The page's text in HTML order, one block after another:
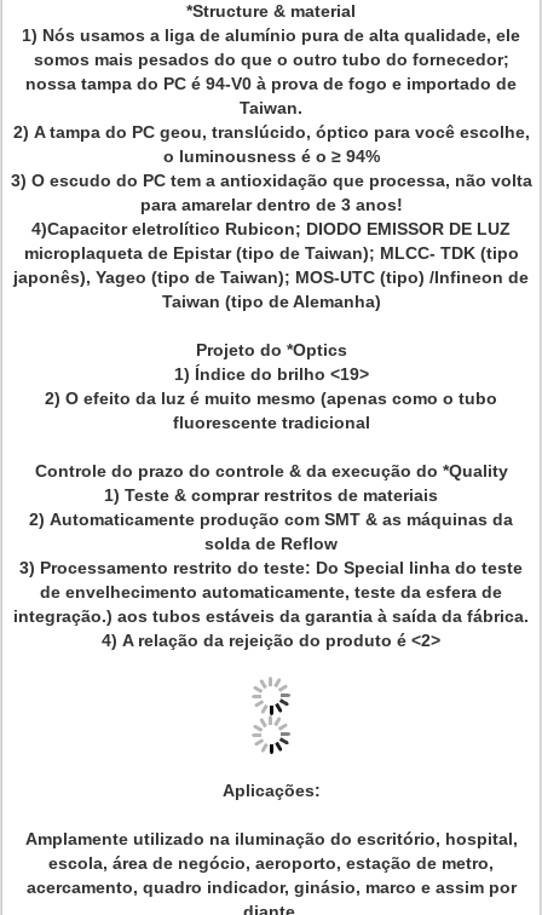
*Structure & material
1) Nós usamos a liga de alumínio pura de alta qualidade, ele
somos mais pesados do que o outro tubo do fornecedor;
nossa tampa do PC é 94-V0 à prova de fogo e importado de
Taiwan.
2) A tampa do PC geou, translúcido, óptico para você escolhe,
o luminousness é o ≥ 94%
3) O escudo do PC tem a antioxidação que processa, não volta
para amarelar dentro de 3 anos!
4)Capacitor eletrolítico Rubicon; DIODO EMISSOR DE LUZ
microplaqueta de Epistar (tipo de Taiwan); MLCC- TDK (tipo
japonês), Yageo (tipo de Taiwan); MOS-UTC (tipo) /Infineon de
Taiwan (tipo de Alemanha)
Projeto do *Optics
1) Índice do brilho <19>
2) O efeito da luz é muito mesmo (apenas como o tubo
fluorescente tradicional
Controle do prazo do controle & da execução do *Quality
1) Teste & comprar restritos de materiais
2) Automaticamente produção com SMT & as máquinas da
solda de Reflow
3) Processamento restrito do teste: Do Special linha do teste
de envelhecimento automaticamente, teste da esfera de
integração.) aos tubos estáveis da garantia à saída da fábrica.
4) A relação da rejeição do produto é <2>
Aplicações:
Amplamente utilizado na iluminação do escritório, hospital,
escola, área de negócio, aeroporto, estação de metro,
acercamento, quadro indicador, ginásio, marco e assim por